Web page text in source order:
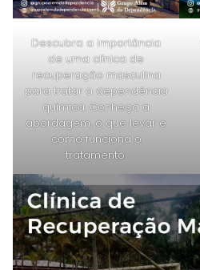
Descubra a importância
de uma clínica de
recuperação masculina
para tratar a dependência
química. Conheça a
abordagem, o que levar e
como funciona o
tratamento.